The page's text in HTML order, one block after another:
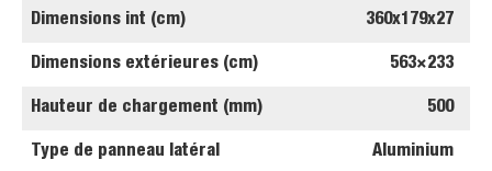
Dimensions int (cm) 360x179x27
Dimensions extérieures (cm) 563×233
Hauteur de chargement (mm) 500
Type de panneau latéral Aluminium